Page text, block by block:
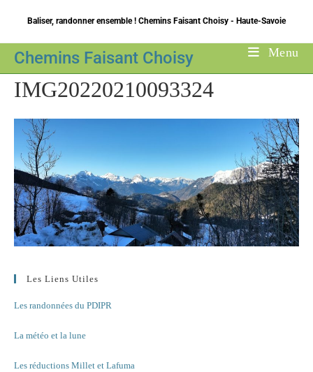
content
Baliser, randonner ensemble ! Chemins Faisant Choisy - Haute-Savoie
Chemins Faisant Choisy Menu
IMG20220210093324
Les Liens Utiles
Les randonnées du PDIPR
La météo et la lune
Les réductions Millet et Lafuma